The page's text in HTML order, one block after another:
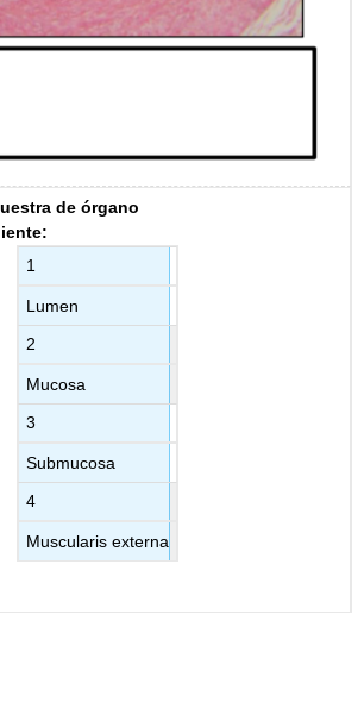
de órgano
1
Lumen
2
Mucosa
3
Submucosa
4
Muscularis externa